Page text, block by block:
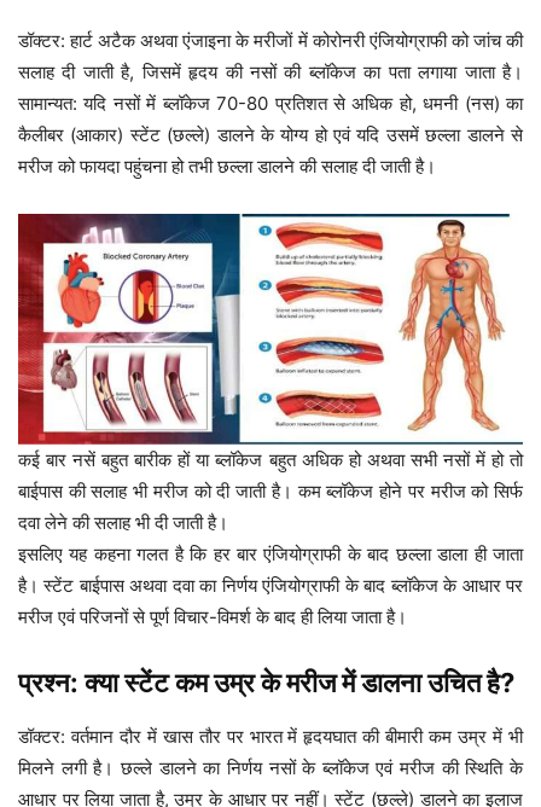
डॉक्टर: हार्ट अटैक अथवा एंजाइना के मरीजों में कोरोनरी एंजियोग्राफी को जांच की
सलाह दी जाती है, जिसमें हृदय की नसों की ब्लॉकेज का पता लगाया जाता है।
सामान्यत: यदि नसों में ब्लॉकेज 70-80 प्रतिशत से अधिक हो, धमनी (नस) का
कैलीबर (आकार) स्टेंट (छल्ले) डालने के योग्य हो एवं यदि उसमें छल्ला डालने से
मरीज को फायदा पहुंचना हो तभी छल्ला डालने की सलाह दी जाती है।
कई बार नसें बहुत बारीक हों या ब्लॉकेज बहुत अधिक हो अथवा सभी नसों में हो तो
बाईपास की सलाह भी मरीज को दी जाती है। कम ब्लॉकेज होने पर मरीज को सिर्फ
दवा लेने की सलाह भी दी जाती है।
इसलिए यह कहना गलत है कि हर बार एंजियोग्राफी के बाद छल्ला डाला ही जाता
है। स्टेंट बाईपास अथवा दवा का निर्णय एंजियोग्राफी के बाद ब्लॉकेज के आधार पर
मरीज एवं परिजनों से पूर्ण विचार-विमर्श के बाद ही लिया जाता है।
प्रश्न: क्या स्टेंट कम उम्र के मरीज में डालना उचित है?
डॉक्टर: वर्तमान दौर में खास तौर पर भारत में हृदयघात की बीमारी कम उम्र में भी
मिलने लगी है। छल्ले डालने का निर्णय नसों के ब्लॉकेज एवं मरीज की स्थिति के
आधार पर लिया जाता है, उम्र के आधार पर नहीं। स्टेंट (छल्ले) डालने का इलाज